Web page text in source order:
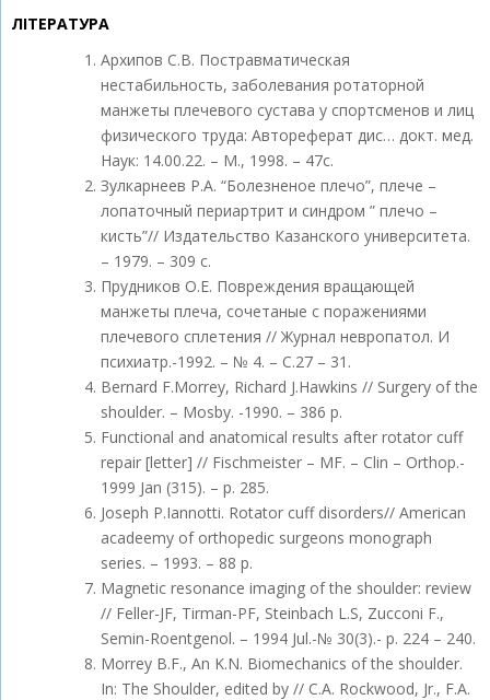
ЛІТЕРАТУРА
Архипов С.В. Постравматическая
нестабильность, заболевания ротаторной
манжеты плечевого сустава у спортсменов и лиц
физического труда: Автореферат дис… докт. мед.
Наук: 14.00.22. – М., 1998. – 47с.
Зулкарнеев Р.А. “Болезненое плечо”, плече –
лопаточный периартрит и синдром ” плечо –
кисть”// Издательство Казанского университета.
– 1979. – 309 с.
Прудников О.Е. Повреждения вращающей
манжеты плеча, сочетаные с поражениями
плечевого сплетения // Журнал невропатол. И
психиатр.-1992. – № 4. – С.27 – 31.
Bernard F.Morrey, Richard J.Hawkins // Surgery of the
shoulder. – Mosby. -1990. – 386 р.
Functional and anatomical results after rotator cuff
repair [letter] // Fischmeister – MF. – Clin – Orthop.-
1999 Jаn (315). – р. 285.
Joseph P.Iannotti. Rotator cuff disorders// American
acadeemy of orthopedic surgeons monograph
series. – 1993. – 88 р.
Magnetic resonance imaging of the shoulder: review
// Feller-JF, Tirman-PF, Steinbach L.S, Zucconi F.,
Semin-Roentgenol. – 1994 Jul.-№ 30(3).- р. 224 – 240.
Morrey B.F., An K.N. Biomechanics of the shoulder.
In: The Shoulder, edited by // C.A. Rockwood, Jr., F.A.